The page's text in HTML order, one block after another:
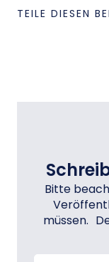
TEILE DIESEN
Bitte
müssen.